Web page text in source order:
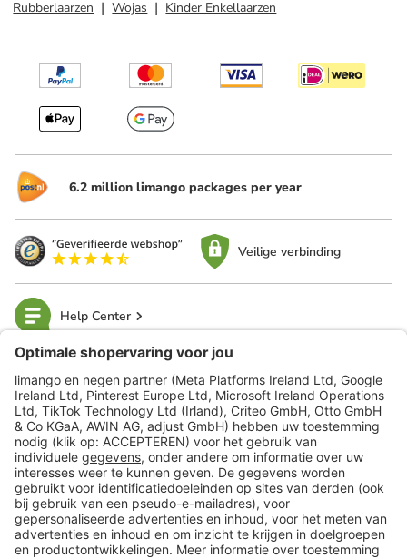
Rubberlaarzen
Wojas Kinder Enkellaarzen
6.2 million limango packages per year
Veilige verbinding
Help Center
limango
Veilig winkelen
Klantenservice
Shop
Acties